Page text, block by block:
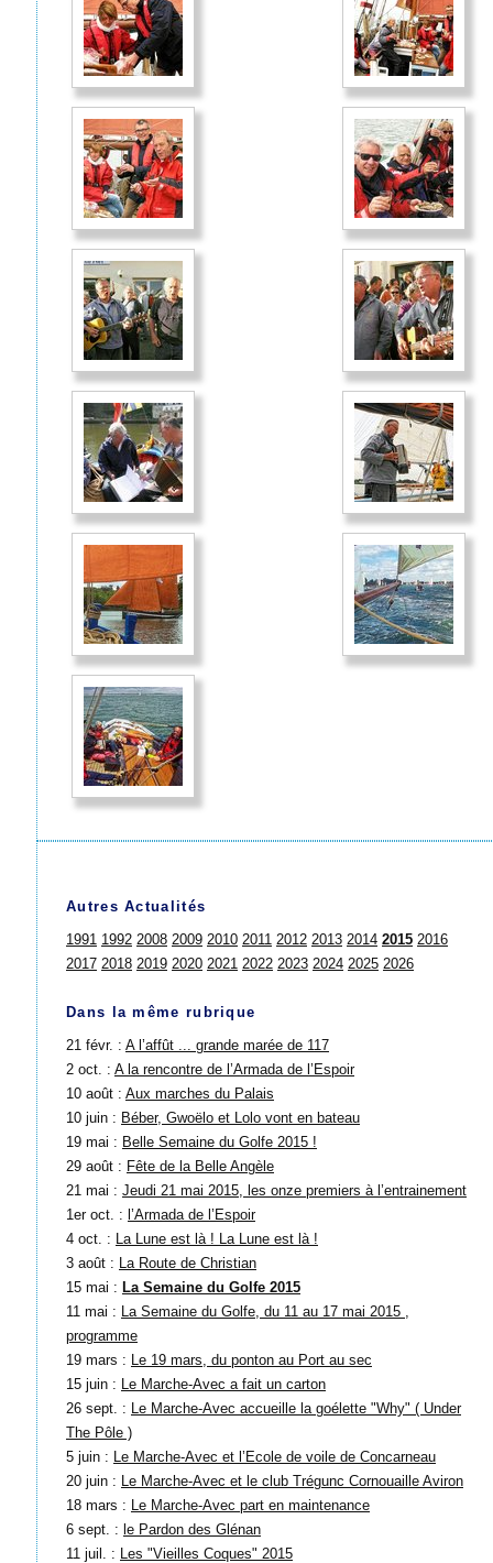
Autres Actualités
1991 1992 2008 2009 2010 2011 2012 2013 2014 2015 2016
2017 2018 2019 2020 2021 2022 2023 2024 2025 2026
Dans la même rubrique
21 févr. : A l’affût ... grande marée de 117
2 oct. : A la rencontre de l’Armada de l’Espoir
10 août : Aux marches du Palais
10 juin : Béber, Gwoëlo et Lolo vont en bateau
19 mai : Belle Semaine du Golfe 2015 !
29 août : Fête de la Belle Angèle
21 mai : Jeudi 21 mai 2015, les onze premiers à l’entrainement
1er oct. : l’Armada de l’Espoir
4 oct. :
La Lune est là ! La Lune est là !
3 août :
La Route de Christian
15 mai : La Semaine du Golfe 2015
11 mai :
La Semaine du Golfe, du 11 au 17 mai 2015 ,
programme
19 mars :
Le 19 mars, du ponton au Port au sec
15 juin :
Le Marche-Avec a fait un carton
26 sept. :
Le Marche-Avec accueille la goélette "Why" ( Under
The Pôle )
5 juin :
Le Marche-Avec et l’Ecole de voile de Concarneau
20 juin :
Le Marche-Avec et le club Trégunc Cornouaille Aviron
18 mars :
Le Marche-Avec part en maintenance
6 sept. : le Pardon des Glénan
11 juil. :
Les "Vieilles Coques" 2015